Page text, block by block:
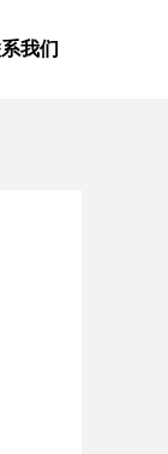
我们